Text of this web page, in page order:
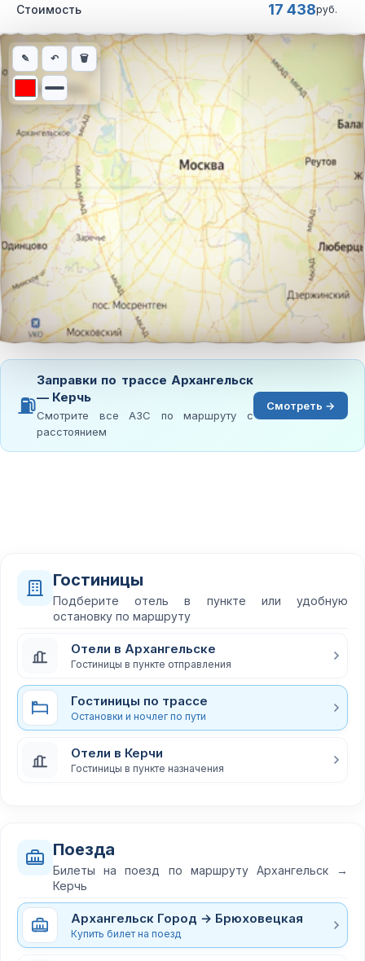
Стоимость 17 438руб.
Интерактивная карта автомобильного маршрута из города
✎ ↶ 🗑
⛽
Заправки по трассе Архангельск
— Керчь
Смотрите все АЗС по маршруту с
расстоянием
Смотреть →
Гостиницы
Подберите отель в пункте или удобную
остановку по маршруту
Отели в Архангельске
Гостиницы в пункте отправления
Гостиницы по трассе
Остановки и ночлег по пути
Отели в Керчи
Гостиницы в пункте назначения
Поезда
Билеты на поезд по маршруту Архангельск →
Керчь
Архангельск Город → Брюховецкая
Купить билет на поезд